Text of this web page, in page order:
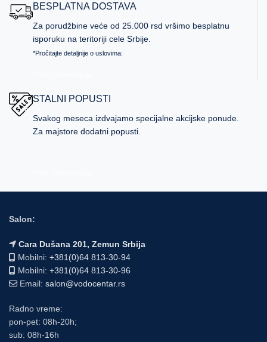
BESPLATNA DOSTAVA
Za porudžbine veće od 25.000 rsd vršimo besplatnu
isporuku na teritoriji cele Srbije.
*Pročitajte detaljnije o uslovima:
STALNI POPUSTI
Svakog meseca izdvajamo specijalne akcijske ponude.
Za majstore dodatni popusti.
Salon:
Cara Dušana 201, Zemun Srbija
Mobilni: +381(0)64 813-30-94
Mobilni: +381(0)64 813-30-96
Email: salon@vodocentar.rs
Radno vreme:
pon-pet: 08h-20h;
sub: 08h-16h